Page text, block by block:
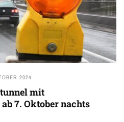
2024
mit
7. Oktober nachts